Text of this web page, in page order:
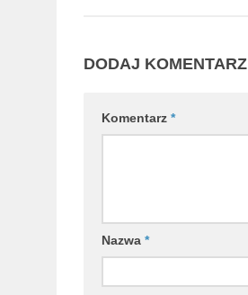
DODAJ KOMENTARZ
Komentarz *
Nazwa *